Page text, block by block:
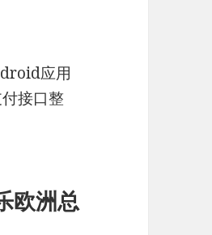
应用
接口整
欧洲总